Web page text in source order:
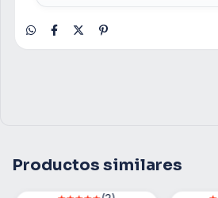
Mezclar una porción
de alta calidad diseñada
Productos similares